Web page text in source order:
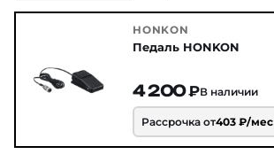
HONKON
Педаль HONKON
4 200 ₽В наличии
Рассрочка от403 ₽/мес